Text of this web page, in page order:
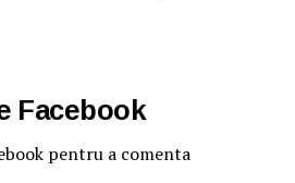
Facebook
pentru a comenta